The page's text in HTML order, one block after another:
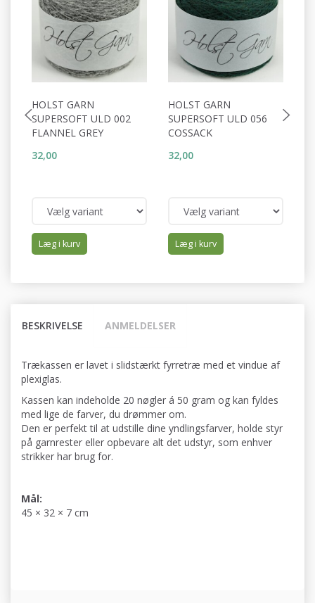
HOLST GARN
SUPERSOFT ULD 002
FLANNEL GREY
32,00
Læg i kurv
HOLST GARN
SUPERSOFT ULD 056
COSSACK
32,00
Læg i kurv
BESKRIVELSE ANMELDELSER
Trækassen er lavet i slidstærkt fyrretræ med et vindue af
plexiglas.
Kassen kan indeholde 20 nøgler á 50 gram og kan fyldes
med lige de farver, du drømmer om.
Den er perfekt til at udstille dine yndlingsfarver, holde styr
på garnrester eller opbevare alt det udstyr, som enhver
strikker har brug for.
Mål:
45 × 32 × 7 cm